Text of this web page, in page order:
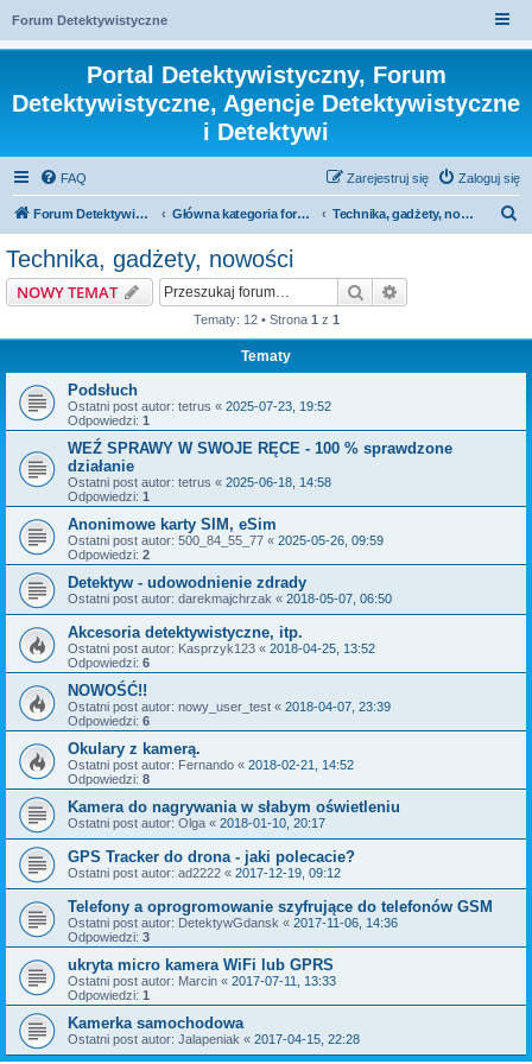
Forum Detektywistyczne
Portal Detektywistyczny, Forum
Detektywistyczne, Agencje Detektywistyczne
i Detektywi
FAQ Zaloguj się
Zarejestruj się
Forum Detektywistyczne, Detektyw Główna kategoria forum Technika, gadżety, nowości
Technika, gadżety, nowości
NOWY TEMAT Szukaj
Tematy: 12 • Strona 1 z 1
Tematy
Podsłuch
Ostatni post autor: tetrus « 2025-07-23, 19:52
Odpowiedzi: 1
WEŹ SPRAWY W SWOJE RĘCE - 100 % sprawdzone
działanie
Ostatni post autor: tetrus « 2025-06-18, 14:58
Odpowiedzi: 1
Anonimowe karty SIM, eSim
Ostatni post autor: 500_84_55_77 « 2025-05-26, 09:59
Odpowiedzi: 2
Detektyw - udowodnienie zdrady
Ostatni post autor: darekmajchrzak « 2018-05-07, 06:50
Akcesoria detektywistyczne, itp.
Ostatni post autor: Kasprzyk123 « 2018-04-25, 13:52
Odpowiedzi: 6
NOWOŚĆ!!
Ostatni post autor: nowy_user_test « 2018-04-07, 23:39
Odpowiedzi: 6
Okulary z kamerą.
Ostatni post autor: Fernando « 2018-02-21, 14:52
Odpowiedzi: 8
Kamera do nagrywania w słabym oświetleniu
Ostatni post autor: Olga « 2018-01-10, 20:17
GPS Tracker do drona - jaki polecacie?
Ostatni post autor: ad2222 « 2017-12-19, 09:12
Telefony a oprogromowanie szyfrujące do telefonów GSM
Ostatni post autor: DetektywGdansk « 2017-11-06, 14:36
Odpowiedzi: 3
ukryta micro kamera WiFi lub GPRS
Ostatni post autor: Marcin « 2017-07-11, 13:33
Odpowiedzi: 1
Kamerka samochodowa
Ostatni post autor: Jalapeniak « 2017-04-15, 22:28